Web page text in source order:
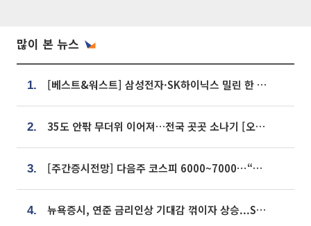
많이 본 뉴스
1. [베스트&워스트] 삼성전자·SK하이닉스 밀린 한 주…상상인증권은 85% 급등
2. 35도 안팎 무더위 이어져…전국 곳곳 소나기 [오늘 날씨]
3. [주간증시전망] 다음주 코스피 6000~7000⋯“外人 수급은 정책이 변수”
4. 뉴욕증시, 연준 금리인상 기대감 꺾이자 상승...S&P500 사상 최고치 [종합]